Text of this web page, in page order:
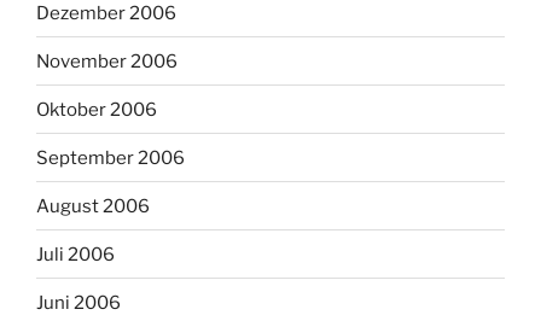
Dezember 2006
November 2006
Oktober 2006
September 2006
August 2006
Juli 2006
Juni 2006